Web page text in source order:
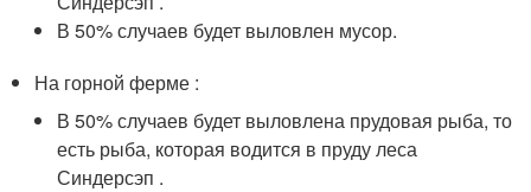
В 50% случаев будет выловлен мусор.
На горной ферме :
В 50% случаев будет выловлена прудовая рыба, то
есть рыба, которая водится в пруду леса
Синдерсэп .